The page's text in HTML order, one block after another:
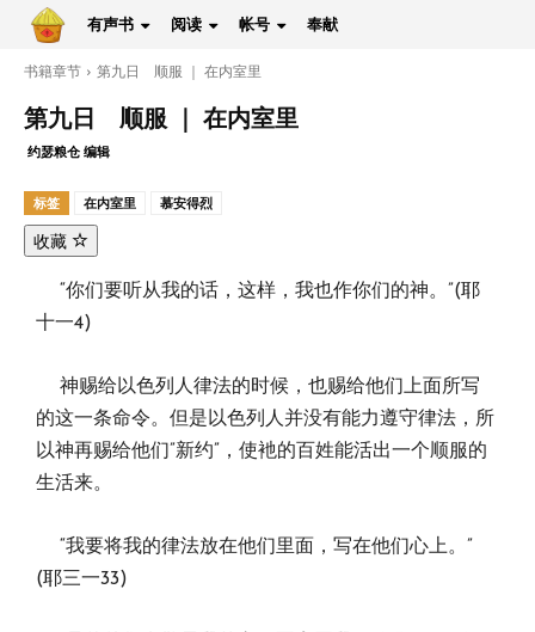
有声书 阅读 帐号 奉献
书籍章节 第九日 顺服 ｜ 在内室里
第九日 顺服 ｜ 在内室里
约瑟粮仓 编辑
标签 在内室里 慕安得烈
收藏
“你们要听从我的话，这样，我也作你们的神。”(耶
十一4)
神赐给以色列人律法的时候，也赐给他们上面所写
的这一条命令。但是以色列人并没有能力遵守律法，所
以神再赐给他们”新约”，使衪的百姓能活出一个顺服的
生活来。
“我要将我的律法放在他们里面，写在他们心上。”
(耶三一33)